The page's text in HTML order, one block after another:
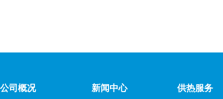
公司概况 新闻中心 供热服务